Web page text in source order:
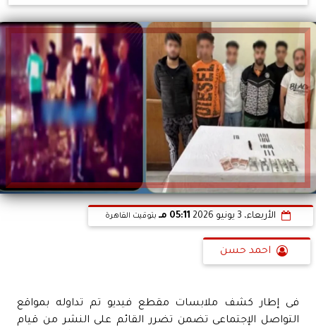
الأربعاء، 3 يونيو 2026 05:11 مـ بتوقيت القاهرة
احمد حسن
فى إطار كشف ملابسات مقطع فيديو تم تداوله بمواقع
التواصل الإجتماعى تضمن تضرر القائم على النشر من قيام